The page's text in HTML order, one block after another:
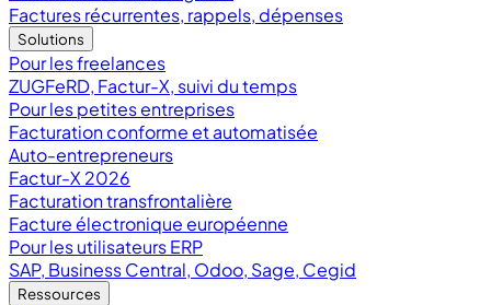
Factures récurrentes, rappels, dépenses
Solutions
Pour les freelances
ZUGFeRD, Factur-X, suivi du temps
Pour les petites entreprises
Facturation conforme et automatisée
Auto-entrepreneurs
Factur-X 2026
Facturation transfrontalière
Facture électronique européenne
Pour les utilisateurs ERP
SAP, Business Central, Odoo, Sage, Cegid
Ressources